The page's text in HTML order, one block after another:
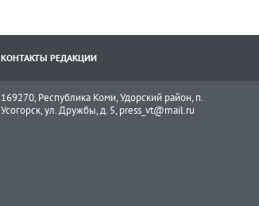
КОНТАКТЫ РЕДАКЦИИ
169270, Республика Коми, Удорский район, п.
Усогорск, ул. Дружбы, д. 5, press_vt@mail.ru